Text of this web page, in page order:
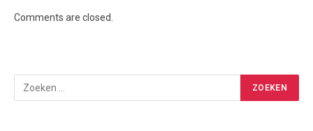
Comments are closed.